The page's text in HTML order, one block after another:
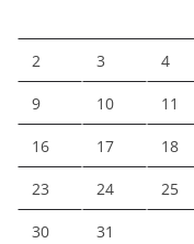
2 3 4
9 10 11
16 17 18
23 24 25
30 31